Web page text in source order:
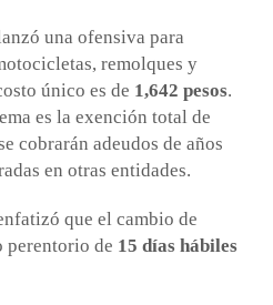
una ofensiva para
remolques y
único es de 1,642 pesos.
es la exención total de
cobrarán adeudos de años
en otras entidades.
que el cambio de
perentorio de 15 días hábiles